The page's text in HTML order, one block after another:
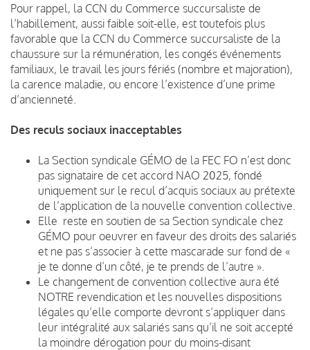
Pour rappel, la CCN du Commerce succursaliste de
l’habillement, aussi faible soit-elle, est toutefois plus
favorable que la CCN du Commerce succursaliste de la
chaussure sur la rémunération, les congés événements
familiaux, le travail les jours fériés (nombre et majoration),
la carence maladie, ou encore l’existence d’une prime
d’ancienneté.
Des reculs sociaux inacceptables
La Section syndicale GÉMO de la FEC FO n’est donc
pas signataire de cet accord NAO 2025, fondé
uniquement sur le recul d’acquis sociaux au prétexte
de l’application de la nouvelle convention collective.
Elle reste en soutien de sa Section syndicale chez
GÉMO pour oeuvrer en faveur des droits des salariés
et ne pas s’associer à cette mascarade sur fond de «
je te donne d’un côté, je te prends de l’autre ».
Le changement de convention collective aura été
NOTRE revendication et les nouvelles dispositions
légales qu’elle comporte devront s’appliquer dans
leur intégralité aux salariés sans qu’il ne soit accepté
la moindre dérogation pour du moins-disant